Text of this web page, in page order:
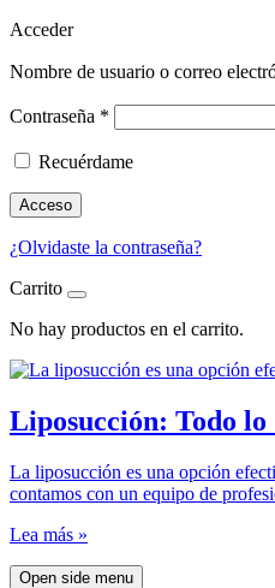
Acceder
Nombre de usuario o correo
Contraseña *
Recuérdame
Acceso
¿Olvidaste la contraseña?
Carrito
No hay productos en el carrito.
Liposucción: Todo lo
La liposucción es una opción
contamos con un equipo de
Lea más »
Open side menu